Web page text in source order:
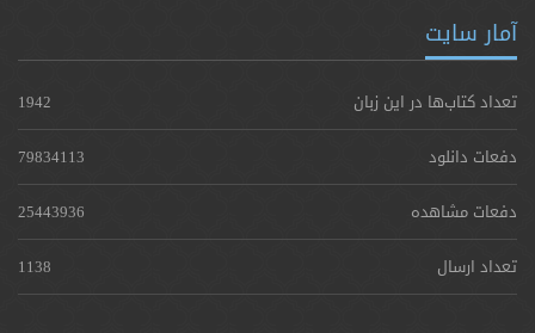
آمار سایت
تعداد کتاب‌ها در این زبان
1942
دفعات دانلود
79834113
دفعات مشاهده
25443936
تعداد ارسال
1138